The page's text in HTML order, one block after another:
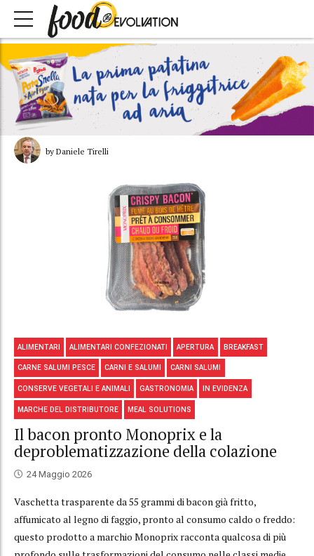
by Daniele Tirelli
ALIMENTARI ALIMENTARI CONFEZIONATI APERTURA BREAKFAST
CARNE SALUMI PESCE CARNI E SALUMI CARNI SALUMI
CONSERVE VEGETALI E ANIMALI GASTRONOMIA IN EVIDENZA
MARCHE DEL DISTRIBUTORE MEAL SOLUTIONS
Il bacon pronto Monoprix e la
deproblematizzazione della colazione
24 Maggio 2026
Vaschetta trasparente da 55 grammi di bacon già fritto,
affumicato al legno di faggio, pronto al consumo caldo o freddo:
questo prodotto a marchio Monoprix racconta qualcosa di più